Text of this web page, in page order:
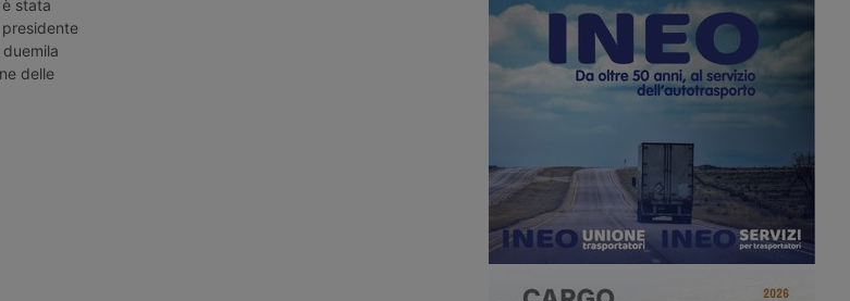
Pezzetti.
oppongono e chiedono un incontro
di categoria Fedit.
stata
delle